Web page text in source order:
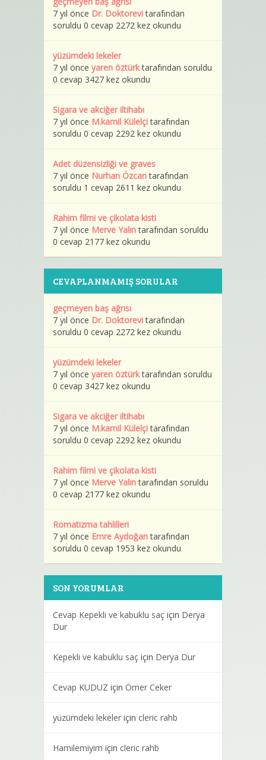
7 yıl önce Dr. Doktorevitarafından
soruldu 0 cevap 2272 kez okundu
yüzümdeki lekeler
7 yıl önce yaren öztürktarafından soruldu
0 cevap 3427 kez okundu
Sigara ve akciğer iltihabı
7 yıl önce M.kamil Külelçitarafından
soruldu 0 cevap 2292 kez okundu
Adet düzensizliği ve graves
7 yıl önce Nurhan Özcantarafından
soruldu 1 cevap 2611 kez okundu
Rahim filmi ve çikolata kisti
7 yıl önce Merve Yalıntarafından soruldu
0 cevap 2177 kez okundu
CEVAPLANMAMIŞ SORULAR
geçmeyen baş ağrısı
7 yıl önce Dr. Doktorevitarafından
soruldu 0 cevap 2272 kez okundu
yüzümdeki lekeler
7 yıl önce yaren öztürktarafından soruldu
0 cevap 3427 kez okundu
Sigara ve akciğer iltihabı
7 yıl önce M.kamil Külelçitarafından
soruldu 0 cevap 2292 kez okundu
Rahim filmi ve çikolata kisti
7 yıl önce Merve Yalıntarafından soruldu
0 cevap 2177 kez okundu
Romatizma tahlilleri
7 yıl önce Emre Aydoğantarafından
soruldu 0 cevap 1953 kez okundu
SON YORUMLAR
Cevap Kepekli ve kabuklu saçiçin Derya
Dur
Kepekli ve kabuklu saçiçin Derya Dur
Cevap KUDUZ için Ömer Ceker
yüzümdeki lekeleriçin cleric rahb
Hamilemiyim için cleric rahb